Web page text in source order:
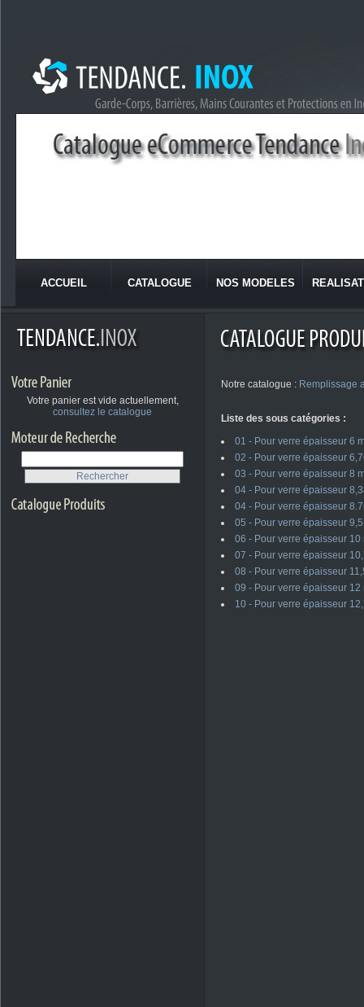
ACCUEIL CATALOGUE NOS MODELES
Votre panier est vide actuellement,
consultez le catalogue
Notre catalogue : Remplissage
Liste des sous catégories :
01 - Pour verre épaisseur 6
02 - Pour verre épaisseur
03 - Pour verre épaisseur 8
04 - Pour verre épaisseur
04 - Pour verre épaisseur
05 - Pour verre épaisseur
06 - Pour verre épaisseur 10
07 - Pour verre épaisseur
08 - Pour verre épaisseur
09 - Pour verre épaisseur 12
10 - Pour verre épaisseur